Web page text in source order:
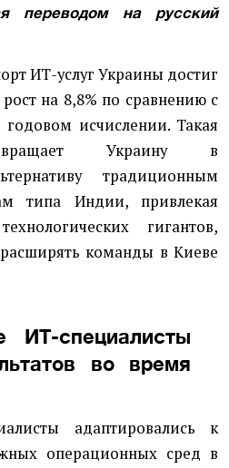
переводом на русский
ИТ-услуг Украины достиг
на 8,8% по сравнению с
исчислении. Такая
Украину в
традиционным
типа Индии, привлекая
гигантов,
команды в Киеве
ИТ-специалисты
во время
адаптировались к
операционных сред в